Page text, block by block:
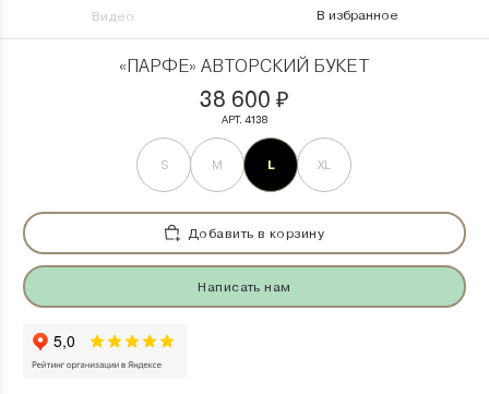
Видео В избранное
«ПАРФЕ» АВТОРСКИЙ БУКЕТ
38 600 ₽
АРТ. 4138
S M L XL
Добавить в корзину
Написать нам